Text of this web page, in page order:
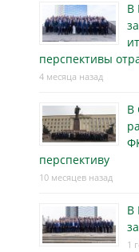
В
перспективы
4 месяца назад
В
перспективу
10 месяцев назад
В
1